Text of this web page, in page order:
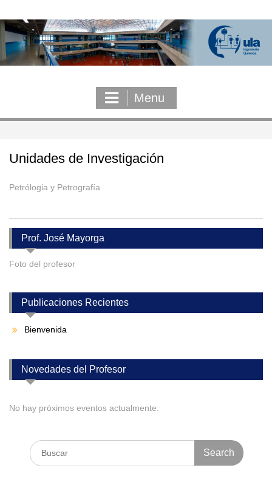
to
content
Menu
Unidades de Investigación
Petrólogia y Petrografía
Prof. José Mayorga
Foto del profesor
Publicaciones Recientes
Bienvenida
Novedades del Profesor
No hay próximos eventos actualmente.
Search
for: